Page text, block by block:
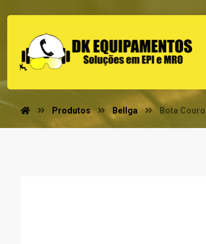
Produtos Bellga Bota